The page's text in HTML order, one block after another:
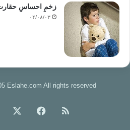
زخمِ احساسِ
۰۴/۰۸/۰۳
Eslahe.com All rights reserved
خوراک فیس